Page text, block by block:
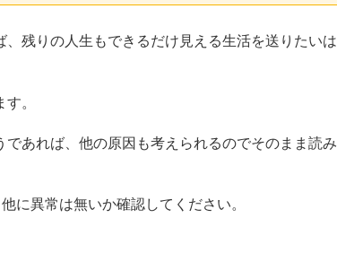
残りの人生もできるだけ見える生活を送りたいは
。
あれば、他の原因も考えられるのでそのまま読み
に異常は無いか確認してください。